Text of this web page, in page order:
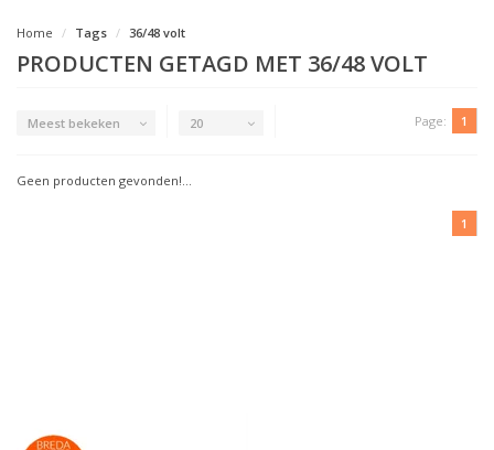
Home Tags 36/48 volt
PRODUCTEN GETAGD MET 36/48 VOLT
Meest bekeken 20 Page: 1
Geen producten gevonden!...
1